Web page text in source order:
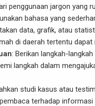
penggunaan jargon yang
bahasa yang
data, grafik, atau
di daerah tertentu
: Berikan langkah-
langkah dalam
studi kasus atau
terhadap informasi